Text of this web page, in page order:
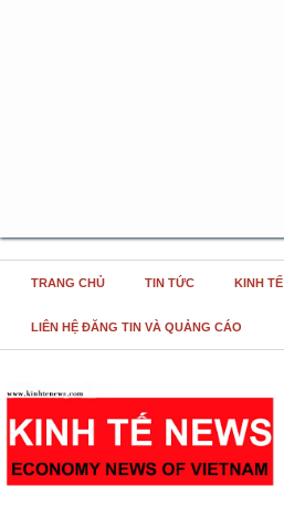
TRANG CHỦ TIN TỨC KINH TẾ
LIÊN HỆ ĐĂNG TIN VÀ QUẢNG CÁO